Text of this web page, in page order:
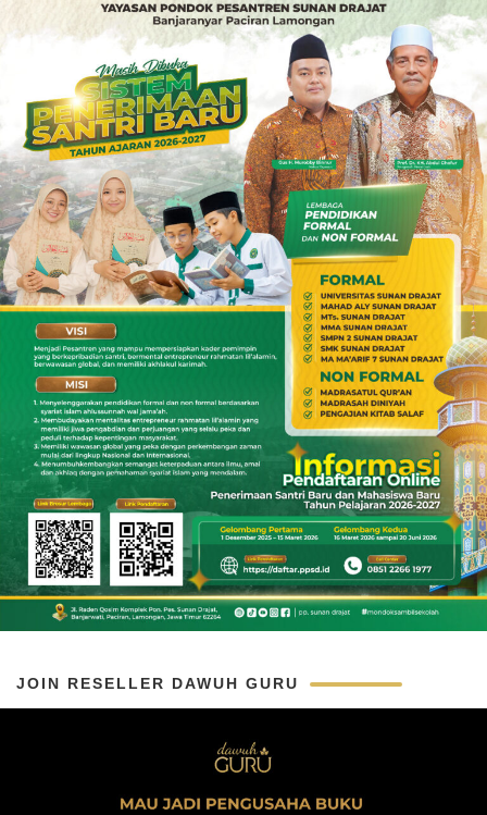
JOIN RESELLER DAWUH GURU